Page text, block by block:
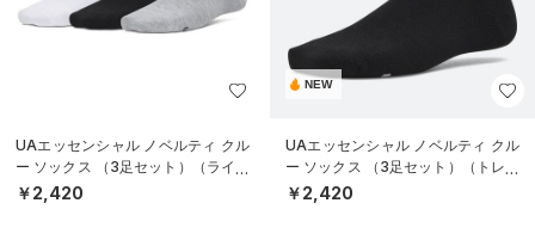
UAエッセンシャル ノベルティ クル
ー ソックス （3足セット）（ライフ
スタイル/WOMEN）
￥2,420
NEW
UAエッセンシャル ノベルティ クル
ー ソックス （3足セット）（トレー
ニング/WOMEN）
￥2,420